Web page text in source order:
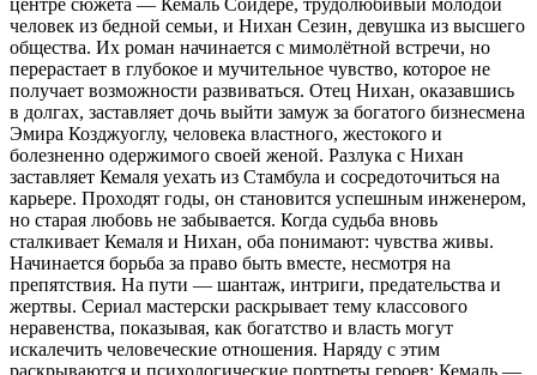
центре сюжета — Кемаль Сойдере, трудолюбивый молодой
человек из бедной семьи, и Нихан Сезин, девушка из высшего
общества. Их роман начинается с мимолётной встречи, но
перерастает в глубокое и мучительное чувство, которое не
получает возможности развиваться. Отец Нихан, оказавшись
в долгах, заставляет дочь выйти замуж за богатого бизнесмена
Эмира Козджуоглу, человека властного, жестокого и
болезненно одержимого своей женой. Разлука с Нихан
заставляет Кемаля уехать из Стамбула и сосредоточиться на
карьере. Проходят годы, он становится успешным инженером,
но старая любовь не забывается. Когда судьба вновь
сталкивает Кемаля и Нихан, оба понимают: чувства живы.
Начинается борьба за право быть вместе, несмотря на
препятствия. На пути — шантаж, интриги, предательства и
жертвы. Сериал мастерски раскрывает тему классового
неравенства, показывая, как богатство и власть могут
искалечить человеческие отношения. Наряду с этим